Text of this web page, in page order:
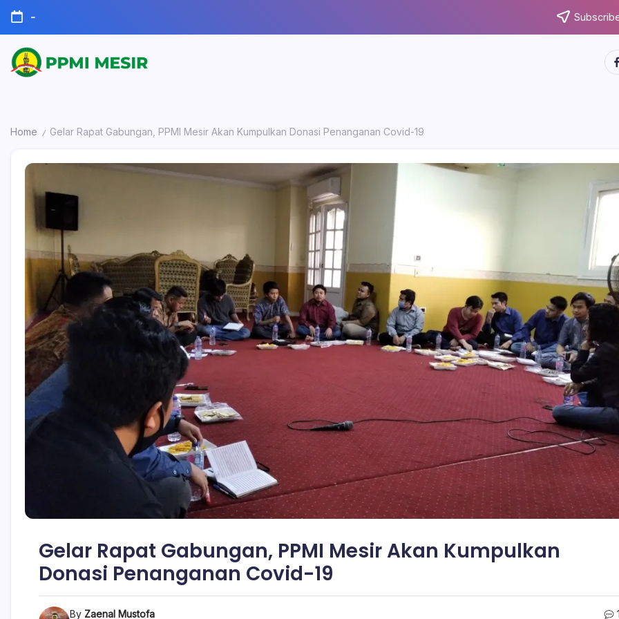
Skip
content
-
Home / Gelar Rapat Gabungan, PPMI Mesir Akan Kumpulkan Donasi Penanganan Covid-19
Gelar Rapat Gabungan, PPMI Mesir Akan Kumpulkan
Donasi Penanganan Covid-19
By Zaenal Mustofa